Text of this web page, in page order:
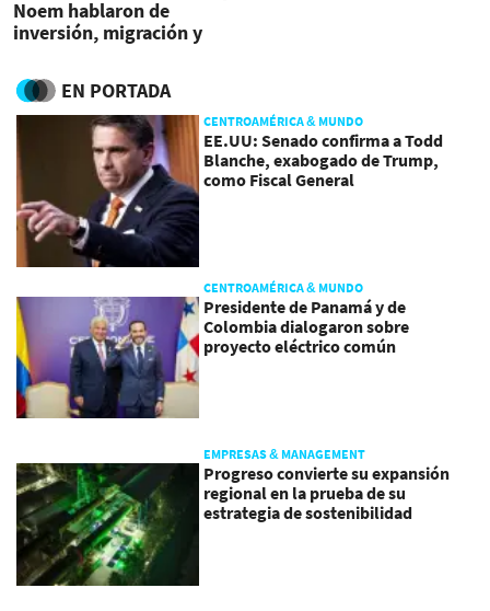
Noem hablaron de
inversión, migración y
EN PORTADA
CENTROAMÉRICA & MUNDO
EE.UU: Senado confirma a Todd
Blanche, exabogado de Trump,
como Fiscal General
CENTROAMÉRICA & MUNDO
Presidente de Panamá y de
Colombia dialogaron sobre
proyecto eléctrico común
EMPRESAS & MANAGEMENT
Progreso convierte su expansión
regional en la prueba de su
estrategia de sostenibilidad